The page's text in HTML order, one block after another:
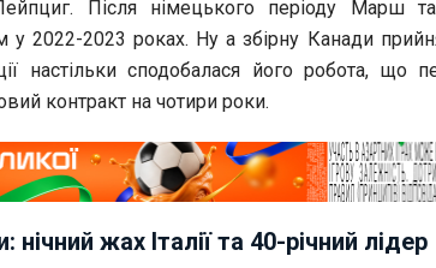
Після німецького періоду Марш
у 2022-2023 роках. Ну а збірну Канади
настільки сподобалася його робота, що
контракт на чотири роки.
нічний жах Італії та 40-річний лідер